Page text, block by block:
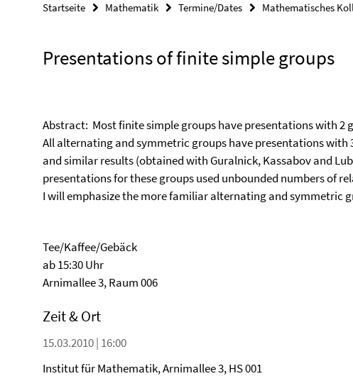
Startseite Mathematik Termine/Dates Mathematisches
Presentations of finite simple groups
Abstract: Most finite simple groups have presentations with 2
All alternating and symmetric groups have presentations with
and similar results (obtained with Guralnick, Kassabov and
presentations for these groups used unbounded numbers of
I will emphasize the more familiar alternating and symmetric
Tee/Kaffee/Gebäck
ab 15:30 Uhr
Arnimallee 3, Raum 006
Zeit & Ort
15.03.2010 | 16:00
Institut für Mathematik, Arnimallee 3, HS 001